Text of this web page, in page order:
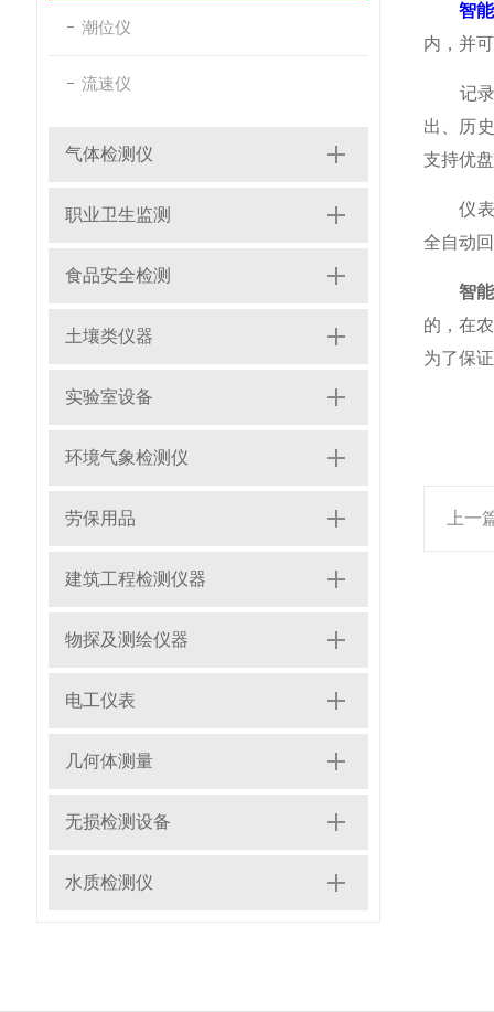
潮位仪
流速仪
气体检测仪
职业卫生监测
食品安全检测
土壤类仪器
实验室设备
环境气象检测仪
劳保用品
建筑工程检测仪器
物探及测绘仪器
电工仪表
几何体测量
无损检测设备
水质检测仪
智
内，并
记录仪
出、历
支持优
仪表采
全自动
智
的，在
为了保
上一